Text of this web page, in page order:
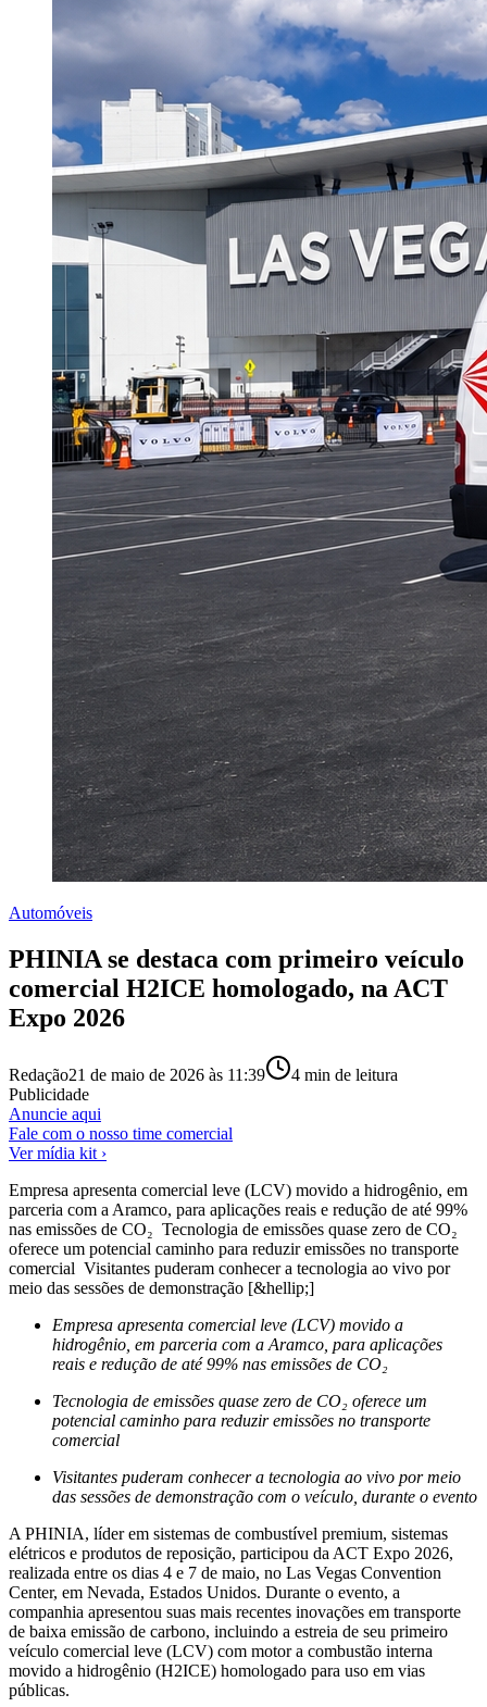
Automóveis
PHINIA se destaca com primeiro veículo
comercial H2ICE homologado, na ACT
Expo 2026
Redação21 de maio de 2026 às 11:39 4 min de leitura
Publicidade
Anuncie aqui
Fale com o nosso time comercial
Ver mídia kit ›
Empresa apresenta comercial leve (LCV) movido a hidrogênio, em
parceria com a Aramco, para aplicações reais e redução de até 99%
nas emissões de CO₂ Tecnologia de emissões quase zero de CO₂
oferece um potencial caminho para reduzir emissões no transporte
comercial Visitantes puderam conhecer a tecnologia ao vivo por
meio das sessões de demonstração [&hellip;]
Empresa apresenta comercial leve (LCV) movido a
hidrogênio, em parceria com a Aramco, para aplicações
reais e redução de até 99% nas emissões de CO₂
Tecnologia de emissões quase zero de CO₂ oferece um
potencial caminho para reduzir emissões no transporte
comercial
Visitantes puderam conhecer a tecnologia ao vivo por meio
das sessões de demonstração com o veículo, durante o evento
A PHINIA, líder em sistemas de combustível premium, sistemas
elétricos e produtos de reposição, participou da ACT Expo 2026,
realizada entre os dias 4 e 7 de maio, no Las Vegas Convention
Center, em Nevada, Estados Unidos. Durante o evento, a
companhia apresentou suas mais recentes inovações em transporte
de baixa emissão de carbono, incluindo a estreia de seu primeiro
veículo comercial leve (LCV) com motor a combustão interna
movido a hidrogênio (H2ICE) homologado para uso em vias
públicas.